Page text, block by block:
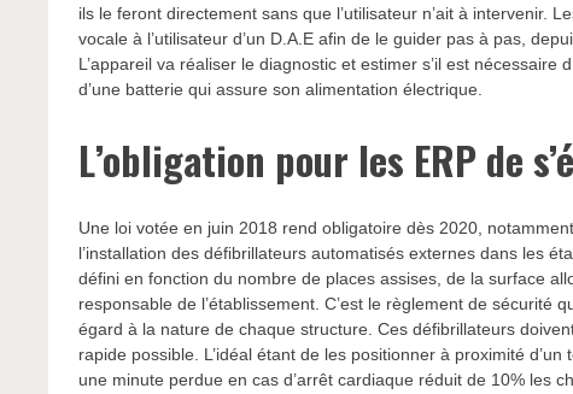
ils le feront directement sans que l’utilisateur n’ait à intervenir.
vocale à l’utilisateur d’un D.A.E afin de le guider pas à pas,
L’appareil va réaliser le diagnostic et estimer s’il est
d’une batterie qui assure son alimentation électrique.
L’obligation pour les ERP de
Une loi votée en juin 2018 rend obligatoire dès 2020,
l’installation des défibrillateurs automatisés externes dans les
défini en fonction du nombre de places assises, de la surface
responsable de l’établissement. C’est le règlement de
égard à la nature de chaque structure. Ces défibrillateurs
rapide possible. L’idéal étant de les positionner à proximité
une minute perdue en cas d’arrêt cardiaque réduit de 10% les